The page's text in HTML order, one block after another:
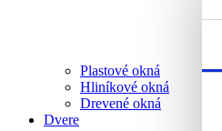
Plastové okná
Hliníkové okná
Drevené okná
Dvere